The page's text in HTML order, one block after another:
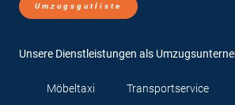
Umzugsgutliste
Unsere Dienstleistungen als
Möbeltaxi Transport­service